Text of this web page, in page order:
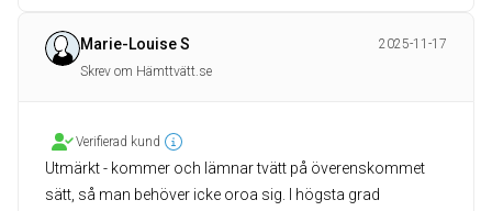
Marie-Louise S
2025-11-17
Skrev om Hämttvätt.se
Verifierad kund
Utmärkt - kommer och lämnar tvätt på överenskommet
sätt, så man behöver icke oroa sig. I högsta grad